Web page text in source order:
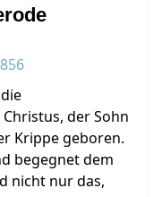
der Sohn
Krippe geboren.
begegnet dem
nicht nur das,